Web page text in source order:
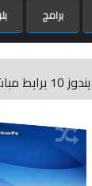
برامج